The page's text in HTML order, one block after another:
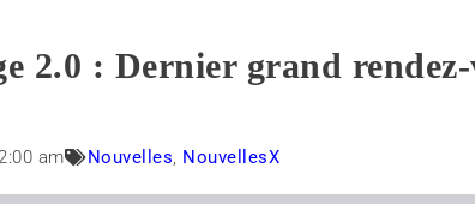
2.0 : Dernier grand
am Nouvelles, NouvellesX